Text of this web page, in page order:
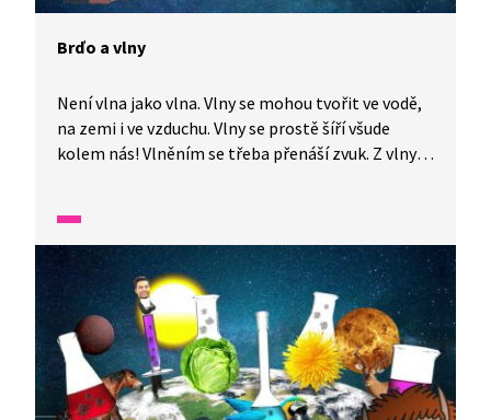
Brďo a vlny
Není vlna jako vlna. Vlny se mohou tvořit ve vodě,
na zemi i ve vzduchu. Vlny se prostě šíří všude
kolem nás! Vlněním se třeba přenáší zvuk. Z vlny
za to, že se vlní moře.